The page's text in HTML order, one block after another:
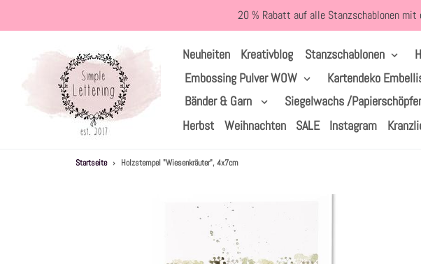
zum
20 % Rabatt auf alle Stanzschablonen
Neuheiten Kreativblog Stanzschablonen
Embossing Pulver WOW
Kartendeko
Bänder & Garn
Siegelwachs /
Herbst
Weihnachten SALE Instagram
Startseite › Holzstempel "Wiesenkräuter", 4x7cm